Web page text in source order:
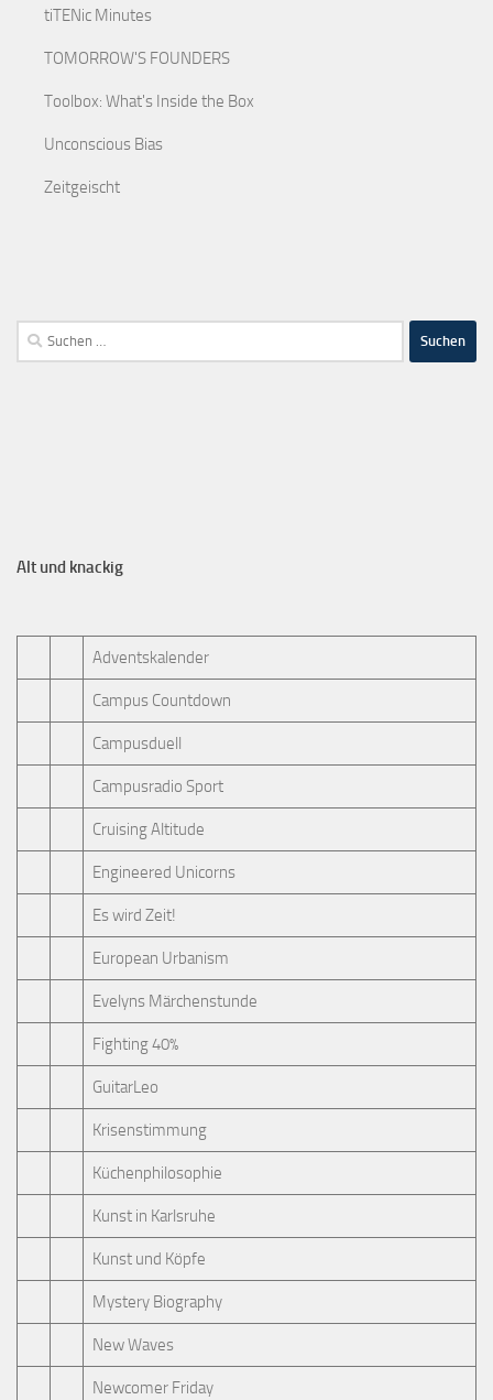
tiTENic Minutes
TOMORROW'S FOUNDERS
Toolbox: What's Inside the Box
Unconscious Bias
Zeitgeischt
Alt und knackig
Adventskalender
Campus Countdown
Campusduell
Campusradio Sport
Cruising Altitude
Engineered Unicorns
Es wird Zeit!
European Urbanism
Evelyns Märchenstunde
Fighting 40%
GuitarLeo
Krisenstimmung
Küchenphilosophie
Kunst in Karlsruhe
Kunst und Köpfe
Mystery Biography
New Waves
Newcomer Friday